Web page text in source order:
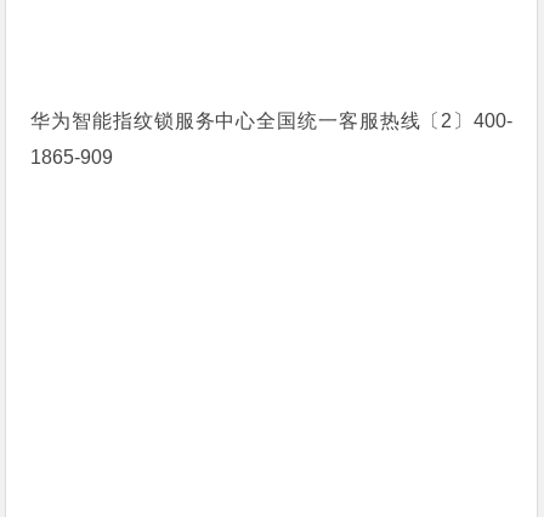
华为智能指纹锁服务中心全国统一客服热线〔2〕400-
1865-909